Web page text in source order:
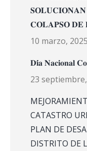
𝐂𝐎𝐋𝐀𝐏𝐒𝐎 𝐃𝐄
10 marzo, 2025
𝐃𝐢́𝐚 𝐍𝐚𝐜𝐢𝐨𝐧𝐚𝐥
23
CATASTRO
PLAN DE
DISTRITO DE